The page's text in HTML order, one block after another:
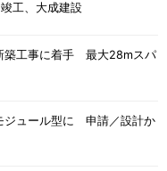
工、大成建設
築工事に着手 最大28mスパ
ジュール型に 申請／設計か